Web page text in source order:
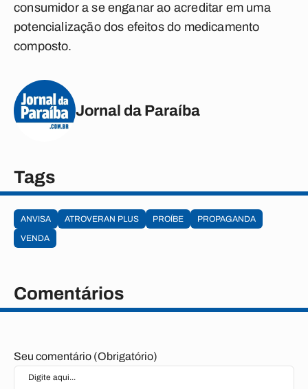
consumidor a se enganar ao acreditar em uma
potencialização dos efeitos do medicamento
composto.
Jornal da Paraíba
Tags
ANVISA ATROVERAN PLUS PROÍBE
PROPAGANDA
VENDA
Comentários
Seu comentário (Obrigatório)